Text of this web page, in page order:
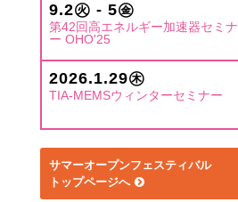
9.2㊋ - 5㊎
第42回高エネルギー加速器セミナ
ー OHO'25
2026.1.29㊍
TIA-MEMSウィンターセミナー
サマーオープンフェスティバル
トップページへ